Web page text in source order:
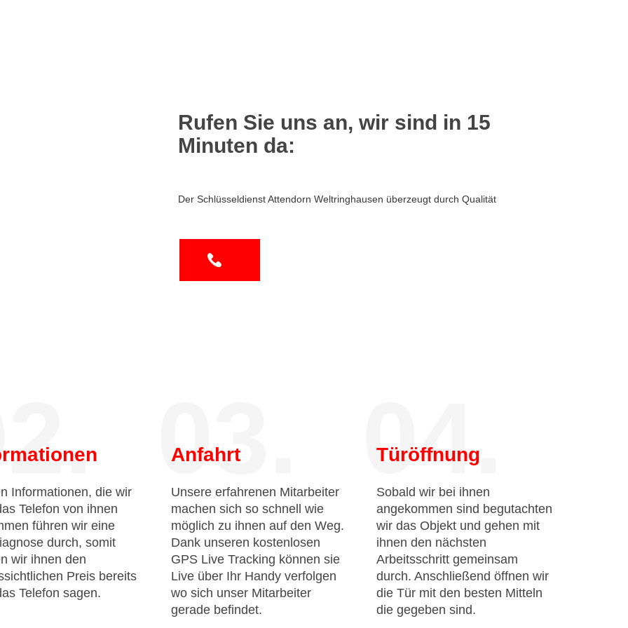
Rufen Sie uns an, wir sind in 15
Minuten da:
Der Schlüsseldienst Attendorn Weltringhausen überzeugt durch Qualität
Informationen, die wir
Telefon von ihnen
führen wir eine
durch, somit
wir ihnen den
Preis bereits
Telefon sagen.
03.
Anfahrt
Unsere erfahrenen Mitarbeiter
machen sich so schnell wie
möglich zu ihnen auf den Weg.
Dank unseren kostenlosen
GPS Live Tracking können sie
Live über Ihr Handy verfolgen
wo sich unser Mitarbeiter
gerade befindet.
04.
Türöffnung
Sobald wir bei ihnen
angekommen sind begutachten
wir das Objekt und gehen mit
ihnen den nächsten
Arbeitsschritt gemeinsam
durch. Anschließend öffnen wir
die Tür mit den besten Mitteln
die gegeben sind.